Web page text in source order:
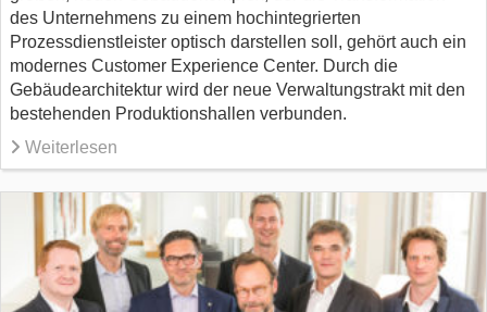
des Unternehmens zu einem hochintegrierten
Prozessdienstleister optisch darstellen soll, gehört auch ein
modernes Customer Experience Center. Durch die
Gebäudearchitektur wird der neue Verwaltungstrakt mit den
bestehenden Produktionshallen verbunden.
Weiterlesen